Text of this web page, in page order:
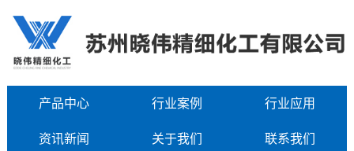
产品中心 行业案例 行业应用
资讯新闻 关于我们 联系我们